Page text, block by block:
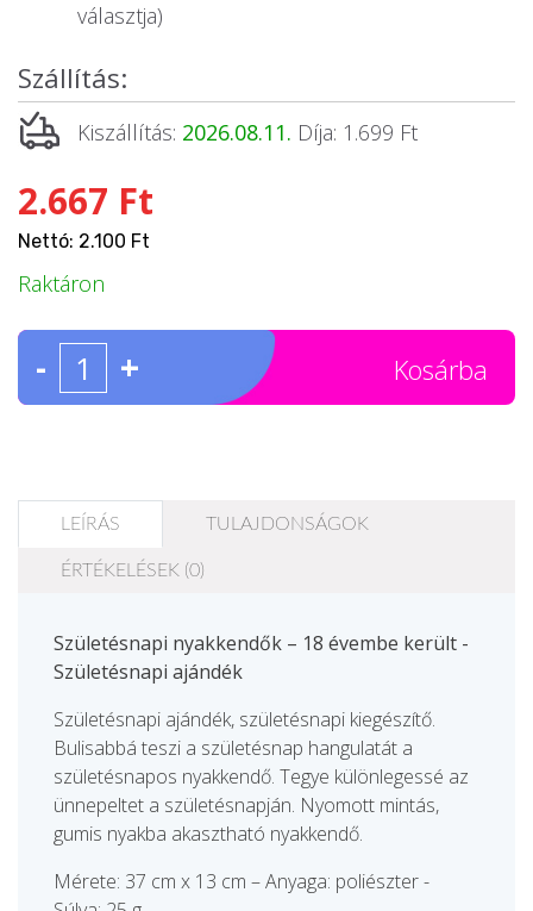
választja)
Szállítás:
Kiszállítás: 2026.08.11. Díja: 1.699 Ft
2.667 Ft
Nettó: 2.100 Ft
Raktáron
- + Kosárba
LEÍRÁS TULAJDONSÁGOK
ÉRTÉKELÉSEK (0)
Születésnapi nyakkendők – 18 évembe került -
Születésnapi ajándék
Születésnapi ajándék, születésnapi kiegészítő.
Bulisabbá teszi a születésnap hangulatát a
születésnapos nyakkendő. Tegye különlegessé az
ünnepeltet a születésnapján. Nyomott mintás,
gumis nyakba akasztható nyakkendő.
Mérete: 37 cm x 13 cm – Anyaga: poliészter -